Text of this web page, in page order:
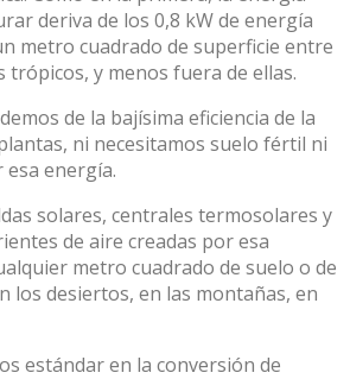
deriva de los 0,8 kW de energía
metro cuadrado de superficie entre
trópicos, y menos fuera de ellas.
de la bajísima eficiencia de la
ni necesitamos suelo fértil ni
energía.
solares, centrales termosolares y
de aire creadas por esa
metro cuadrado de suelo o de
los desiertos, en las montañas, en
estándar en la conversión de